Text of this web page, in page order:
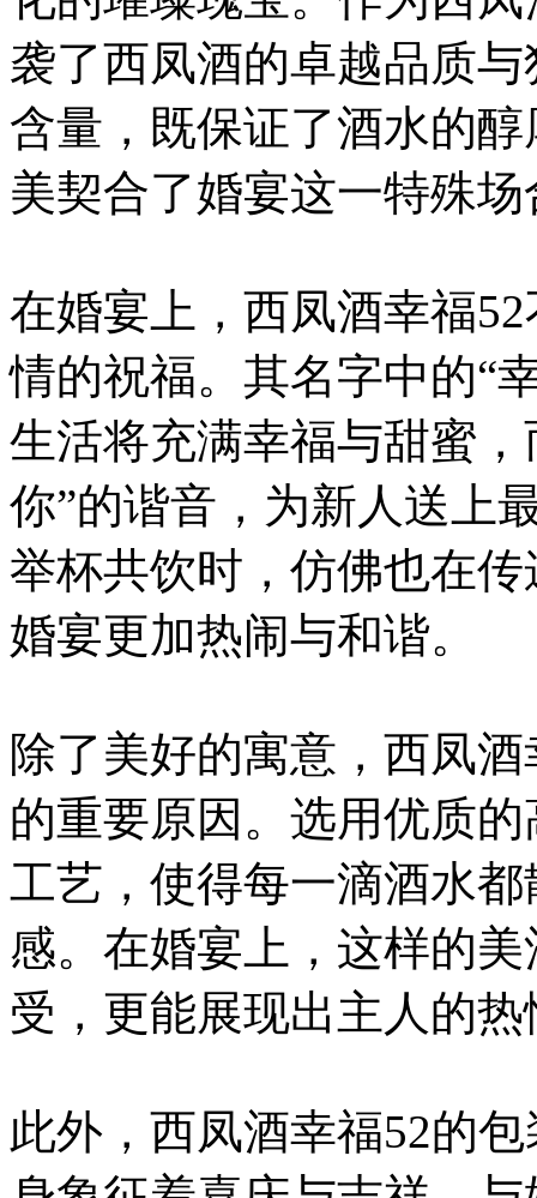
袭了西凤酒的卓越品质
含量，既保证了酒水的
美契合了婚宴这一特殊
在婚宴上，西凤酒幸福
情的祝福。其名字中的“
生活将充满幸福与甜蜜，
你”的谐音，为新人送上
举杯共饮时，仿佛也在
婚宴更加热闹与和谐。
除了美好的寓意，西凤
的重要原因。选用优质
工艺，使得每一滴酒水
感。在婚宴上，这样的
受，更能展现出主人的
此外，西凤酒幸福52的